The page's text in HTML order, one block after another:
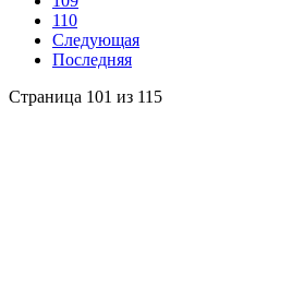
110
Следующая
Последняя
Страница 101 из 115